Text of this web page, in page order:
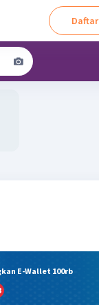
Daftar
E-Wallet 100rb